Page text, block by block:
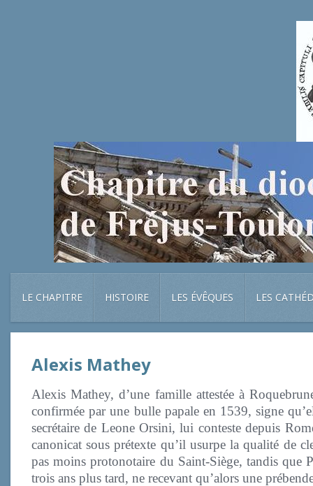
LE CHAPITRE HISTOIRE LES ÉVÊQUES LES
Alexis Mathey
Alexis Mathey, d’une famille attestée à
confirmée par une bulle papale en 1539, signe
secrétaire de Leone Orsini, lui conteste depuis
canonicat sous prétexte qu’il usurpe la qualité de
pas moins protonotaire du Saint-Siège, tandis que
trois ans plus tard, ne recevant qu’alors une